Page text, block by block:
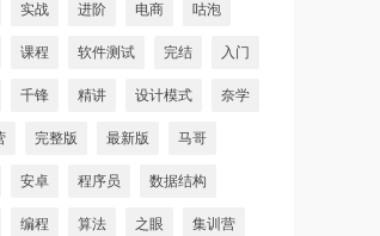
实战 进阶 电商 咕泡
课程 软件测试 完结 入门
千锋 精讲 设计模式 奈学
完整版 最新版 马哥
安卓 程序员 数据结构
编程 算法 之眼 集训营